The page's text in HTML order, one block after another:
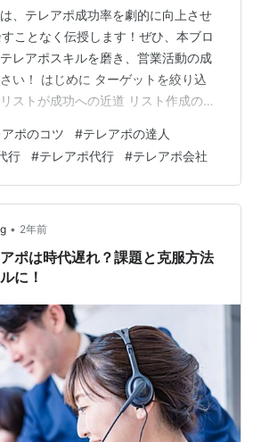
、テレアポ成功率を劇的に向上させ
ことなく伝授します！ぜひ、本ブロ
レアポスキルを磨き、営業活動の成
い！ はじめに ターゲットを絞り込
ストが成功への近道 リスト作成のポ
ト作成のポイント 事前準備は入念
を徹底分析 情報収集のポイント 商
解を深める：自信を持って話せる知
イント 絶妙なタイミングで電話をか
ングで成果は変わる 架電タイミング
で掴む：好印象…
ポのコツ #テレアポの達人
行 #テレアポ代行 #テレアポ会社
• 2年前
アポは時代遅れ？課題と克服方法
に！